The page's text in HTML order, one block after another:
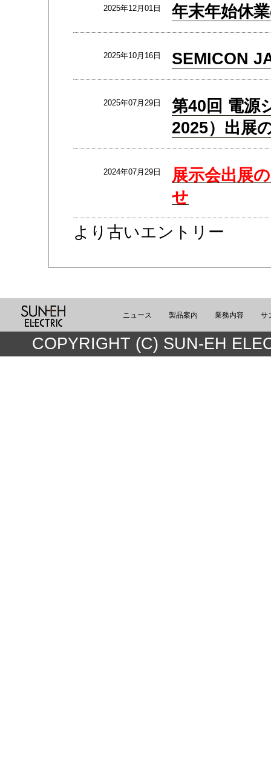
2025年12月01日 年末年始休
2025年10月16日 SEMICON
2025年07月29日
第40回 電源
2025）出展
2024年07月29日
展示会出展
せ
より古いエントリー
ニュース 製品案内 業務内容 サ
COPYRIGHT (C) SUN-EH